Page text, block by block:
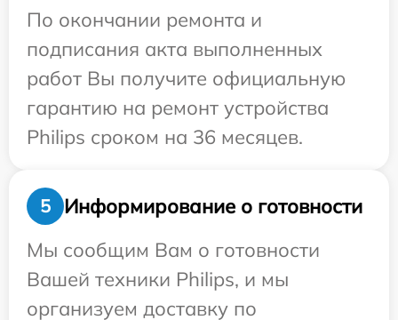
По окончании ремонта и
подписания акта выполненных
работ Вы получите официальную
гарантию на ремонт устройства
Philips сроком на 36 месяцев.
5
Информирование о готовности
Мы сообщим Вам о готовности
Вашей техники Philips, и мы
организуем доставку по